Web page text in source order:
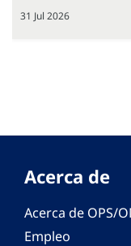
31 Jul 2026
Acerca de
Acerca de OPS/
Empleo